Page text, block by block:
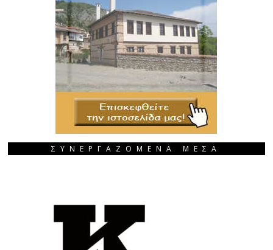
ΣΥΝΕΡΓΑΖΟΜΕΝΑ ΜΕΣΑ